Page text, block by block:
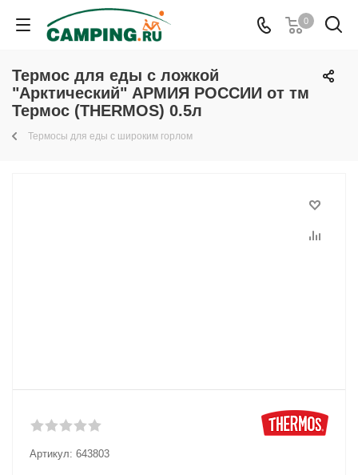
0
Термос для еды с ложкой
"Арктический" АРМИЯ РОССИИ от тм
Термос (THERMOS) 0.5л
Термосы для еды с широким горлом
Артикул: 643803